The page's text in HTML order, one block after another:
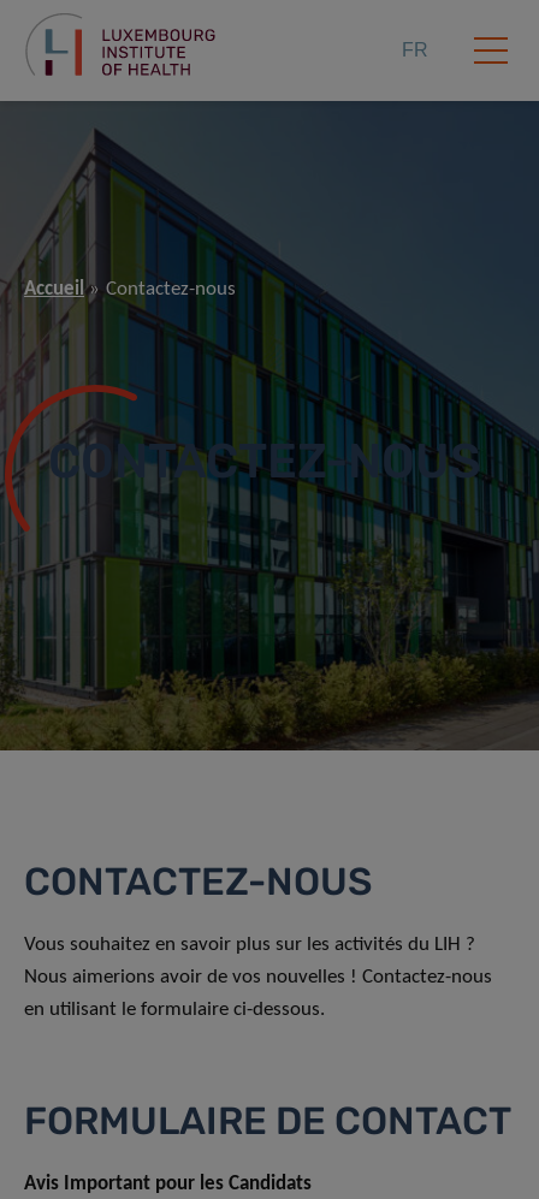
FR
Accueil Contactez-nous
CONTACTEZ-NOUS
CONTACTEZ-NOUS
Vous souhaitez en savoir plus sur les activités du LIH ?
Nous aimerions avoir de vos nouvelles ! Contactez-nous
en utilisant le formulaire ci-dessous.
FORMULAIRE DE CONTACT
Avis Important pour les Candidats